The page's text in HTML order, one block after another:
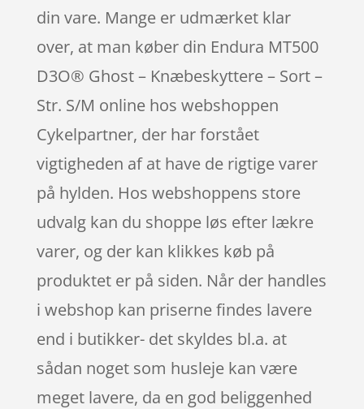
din vare. Mange er udmærket klar
over, at man køber din Endura MT500
D3O® Ghost – Knæbeskyttere – Sort –
Str. S/M online hos webshoppen
Cykelpartner, der har forstået
vigtigheden af at have de rigtige varer
på hylden. Hos webshoppens store
udvalg kan du shoppe løs efter lækre
varer, og der kan klikkes køb på
produktet er på siden. Når der handles
i webshop kan priserne findes lavere
end i butikker- det skyldes bl.a. at
sådan noget som husleje kan være
meget lavere, da en god beliggenhed